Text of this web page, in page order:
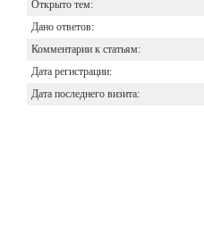
Открыто тем:
Дано ответов:
Комментарии к статьям:
Дата регистрации:
Дата последнего визита: